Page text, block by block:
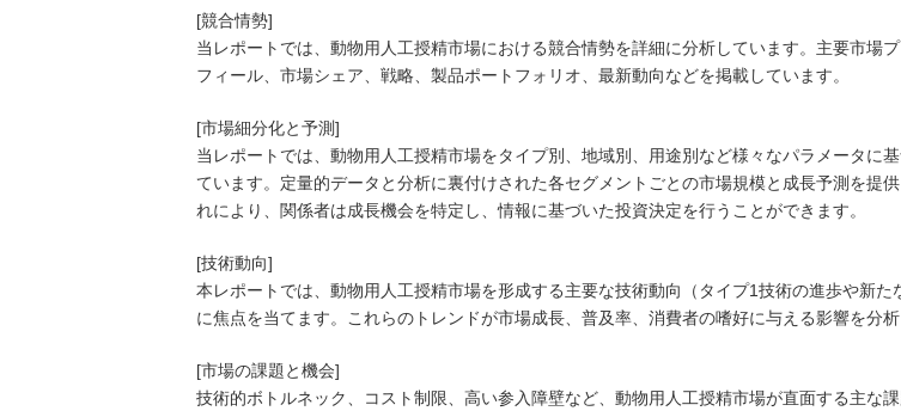
[競合情勢]
当レポートでは、動物用人工授精市場における競合情勢を詳細に分析しています。主要市場
フィール、市場シェア、戦略、製品ポートフォリオ、最新動向などを掲載しています。
[市場細分化と予測]
当レポートでは、動物用人工授精市場をタイプ別、地域別、用途別など様々なパラメータに
ています。定量的データと分析に裏付けされた各セグメントごとの市場規模と成長予測を提
れにより、関係者は成長機会を特定し、情報に基づいた投資決定を行うことができます。
[技術動向]
本レポートでは、動物用人工授精市場を形成する主要な技術動向（タイプ1技術の進歩や新た
に焦点を当てます。これらのトレンドが市場成長、普及率、消費者の嗜好に与える影響を分析
[市場の課題と機会]
技術的ボトルネック、コスト制限、高い参入障壁など、動物用人工授精市場が直面する主な